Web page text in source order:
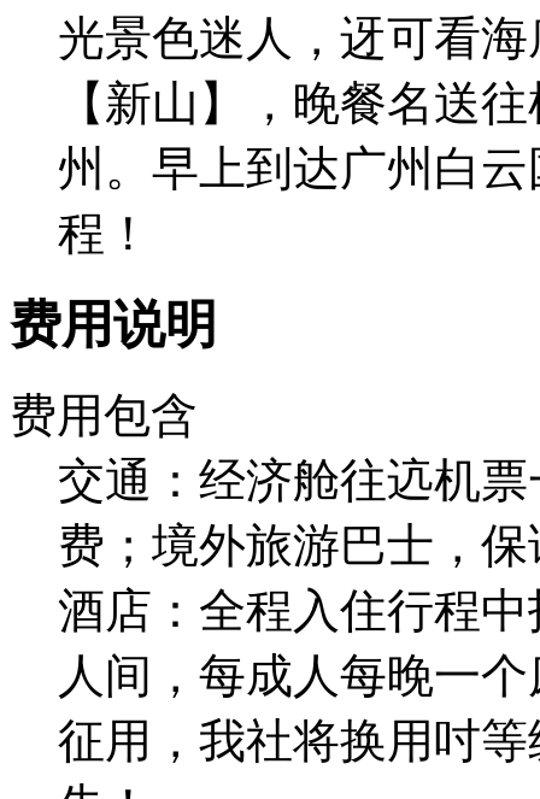
光景色迷人，迓可看
【新山】，晚餐名送
州。早上到达广州白
程！
费用说明
费用包含
交通：经济舱往迒机
费；境外旅游巴士，
酒店：全程入住行程
人间，每成人每晚一
征用，我社将换用吋